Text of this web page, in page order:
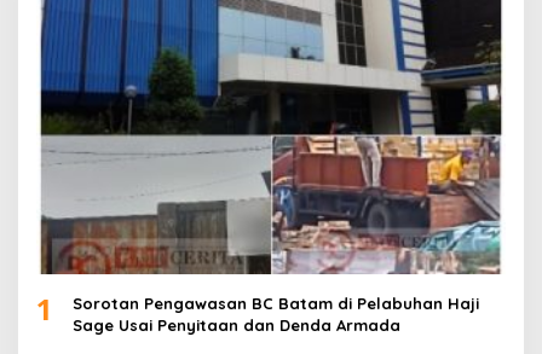
1
Sorotan Pengawasan BC Batam di Pelabuhan Haji
Sage Usai Penyitaan dan Denda Armada